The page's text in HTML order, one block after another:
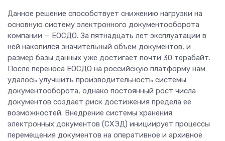
Данное решение способствует снижению нагрузки на
основную систему электронного документооборота
компании — ЕОСДО. За пятнадцать лет эксплуатации в
ней накопился значительный объем документов, и
размер базы данных уже достигает почти 30 терабайт.
После переноса ЕОСДО на российскую платформу нам
удалось улучшить производительность системы
документооборота, однако постоянный рост числа
документов создает риск достижения предела ее
возможностей. Внедрение системы хранения
электронных документов (СХЭД) инициирует процессы
перемещения документов на оперативное и архивное